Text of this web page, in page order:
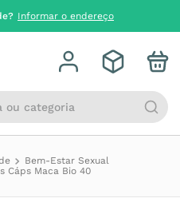
Informar o endereço
ou categoria
Bem-Estar Sexual
Cáps Maca Bio 40